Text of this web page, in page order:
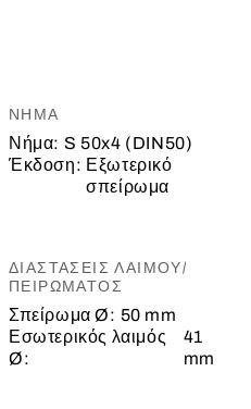
ΝΉΜΑ
Νήμα: S 50x4 (DIN50)
Έκδοση: Εξωτερικό
σπείρωμα
ΔΙΑΣΤΆΣΕΙΣ ΛΑΙΜΟΎ/
ΠΕΙΡΏΜΑΤΟΣ
Σπείρωμα Ø: 50 mm
Εσωτερικός λαιμός
Ø:
41
mm